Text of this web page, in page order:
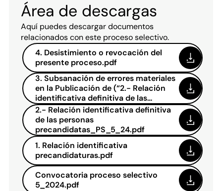
Área de descargas
Aquí puedes descargar documentos
relacionados con este proceso selectivo.
4. Desistimiento o revocación del
presente proceso.pdf
3. Subsanación de errores materiales
en la Publicación de (“2.- Relación
identificativa definitiva de las
personas precandidatas
_PS_5_2024.PDF”)_PS_5_2024.pdf
2.- Relación identificativa definitiva
de las personas
precandidatas_PS_5_24.pdf
1. Relación identificativa
precandidaturas.pdf
Convocatoria proceso selectivo
5_2024.pdf